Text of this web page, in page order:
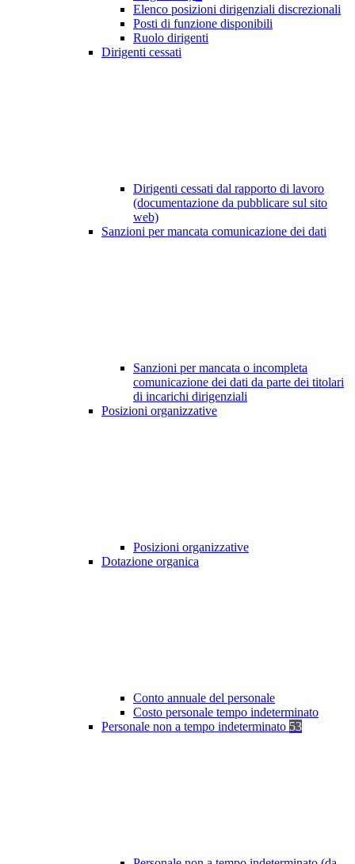
Elenco posizioni dirigenziali discrezionali
Posti di funzione disponibili
Ruolo dirigenti
Dirigenti cessati
Dirigenti cessati dal rapporto di lavoro
(documentazione da pubblicare sul sito
web)
Sanzioni per mancata comunicazione dei dati
Sanzioni per mancata o incompleta
comunicazione dei dati da parte dei titolari
di incarichi dirigenziali
Posizioni organizzative
Posizioni organizzative
Dotazione organica
Conto annuale del personale
Costo personale tempo indeterminato
Personale non a tempo indeterminato 53